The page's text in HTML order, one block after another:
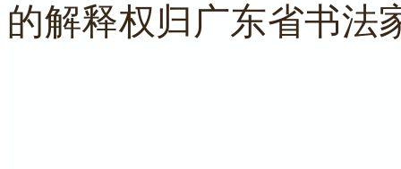
的解释权归广东省书法